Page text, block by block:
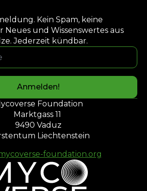
Kein Spam, keine
Neues und Wissenswertes aus
Jederzeit kündbar.
Anmelden!
Foundation
Marktgass 11
9490 Vaduz
Liechtenstein
foundation.org